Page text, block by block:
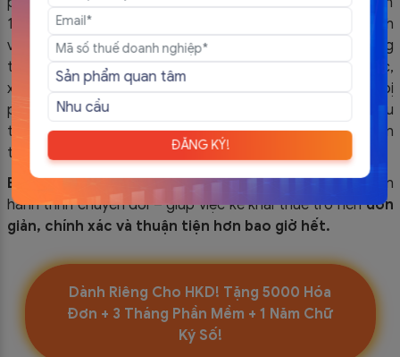
ĐĂNG KÝ!
125/2020/NĐ-CP về xử phạt vi phạm hành chính trong lĩnh
vực thuế và hóa đơn, hàng hóa không có hóa đơn, chứng
từ hợp pháp sẽ bị xem là hàng hóa không rõ nguồn gốc,
xuất xứ. Tùy theo mức độ vi phạm, hộ kinh doanh có thể bị
phạt hành chính, tịch thu hàng hóa, thậm chí bị truy cứu
trách nhiệm hình sự nếu có dấu hiệu gian lận hoặc trốn
thuế nghiêm trọng.
EasyInvoicesẵn sàng đồng hành cùng hộ kinh doanh trên
hành trình chuyển đổi – giúp việc kê khai thuế trở nênđơn
giản, chính xác và thuận tiện hơn bao giờ hết.
Dành Riêng Cho HKD! Tặng 5000 Hóa
Đơn + 3 Tháng Phần Mềm + 1 Năm Chữ
Ký Số!